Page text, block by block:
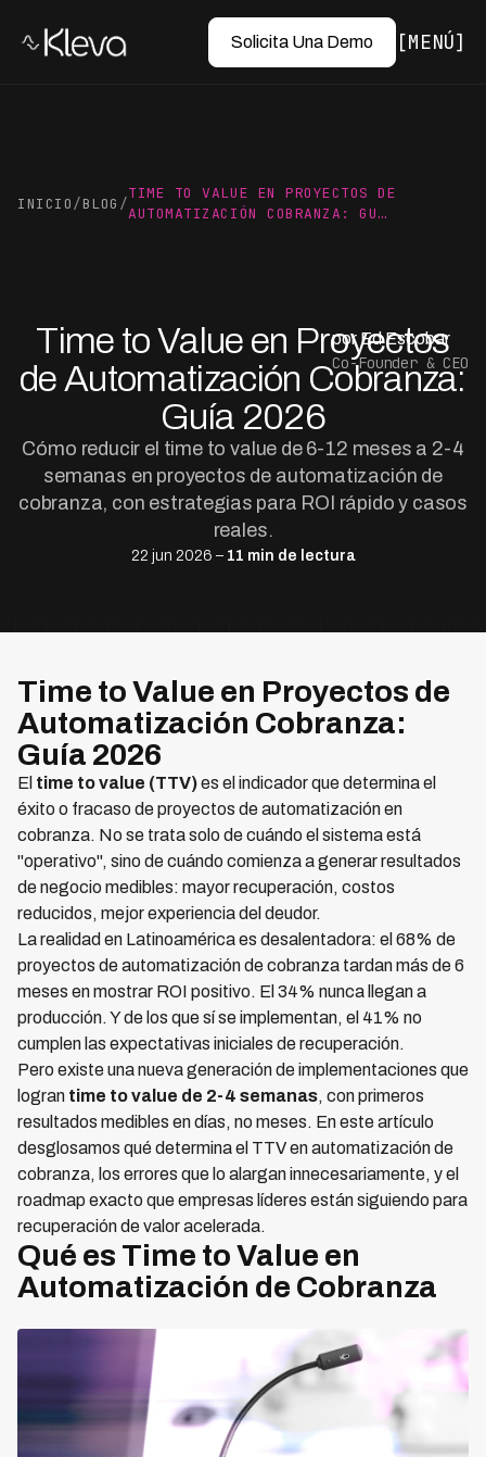
Solicita Una Demo MENÚ
INICIO/BLOG /
TIME TO VALUE EN PROYECTOS DE
AUTOMATIZACIÓN COBRANZA: GU…
Time to Value en Proyectos
de Automatización Cobranza:
Guía 2026
Cómo reducir el time to value de 6-12 meses a 2-4
semanas en proyectos de automatización de
cobranza, con estrategias para ROI rápido y casos
reales.
22 jun 2026 – 11 min de lectura
por Ed Escobar
Co-Founder & CEO
Time to Value en Proyectos de
Automatización Cobranza:
Guía 2026
El time to value (TTV)es el indicador que determina el
éxito o fracaso de proyectos de automatización en
cobranza. No se trata solo de cuándo el sistema está
"operativo", sino de cuándo comienza a generar resultados
de negocio medibles: mayor recuperación, costos
reducidos, mejor experiencia del deudor.
La realidad en Latinoamérica es desalentadora: el 68% de
proyectos de automatización de cobranza tardan más de 6
meses en mostrar ROI positivo. El 34% nunca llegan a
producción. Y de los que sí se implementan, el 41% no
cumplen las expectativas iniciales de recuperación.
Pero existe una nueva generación de implementaciones que
logran time to value de 2-4 semanas, con primeros
resultados medibles en días, no meses. En este artículo
desglosamos qué determina el TTV en automatización de
cobranza, los errores que lo alargan innecesariamente, y el
roadmap exacto que empresas líderes están siguiendo para
recuperación de valor acelerada.
Qué es Time to Value en
Automatización de Cobranza